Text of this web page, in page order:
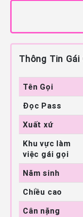
Thông Tin Gái
Tên Gọi
Đọc Pass
Xuất xứ
Khu vực làm
việc gái gọi
Năm sinh
Chiều cao
Cân nặng